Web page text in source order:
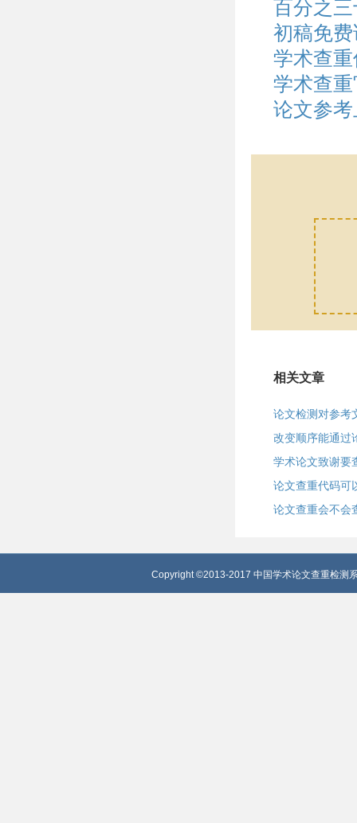
百分之
初稿免
学术查
学术查
论文参
相关文章
论文检测对参考
改变顺序能通过
学术论文致谢要
论文查重代码可
论文查重会不会
Copyright ©2013-2017 中国学术论文查重检